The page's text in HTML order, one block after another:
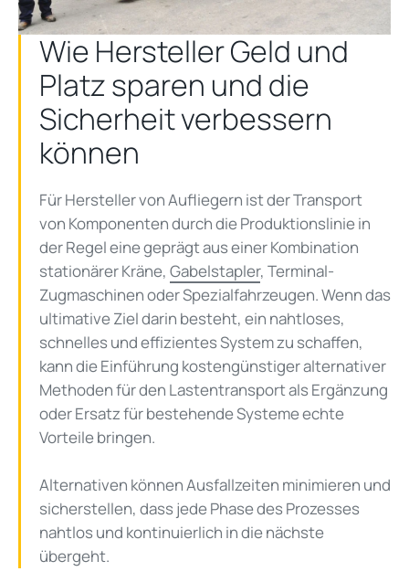
Wie Hersteller Geld und
Platz sparen und die
Sicherheit verbessern
können
Für Hersteller von Aufliegern ist der Transport
von Komponenten durch die Produktionslinie in
der Regel eine geprägt aus einer Kombination
stationärer Kräne, Gabelstapler, Terminal-
Zugmaschinen oder Spezialfahrzeugen. Wenn das
ultimative Ziel darin besteht, ein nahtloses,
schnelles und effizientes System zu schaffen,
kann die Einführung kostengünstiger alternativer
Methoden für den Lastentransport als Ergänzung
oder Ersatz für bestehende Systeme echte
Vorteile bringen.
Alternativen können Ausfallzeiten minimieren und
sicherstellen, dass jede Phase des Prozesses
nahtlos und kontinuierlich in die nächste
übergeht.